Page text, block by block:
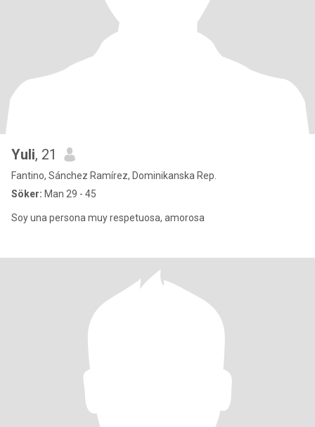
Yuli, 21
Fantino, Sánchez Ramírez, Dominikanska Rep.
Söker: Man 29 - 45
Soy una persona muy respetuosa, amorosa